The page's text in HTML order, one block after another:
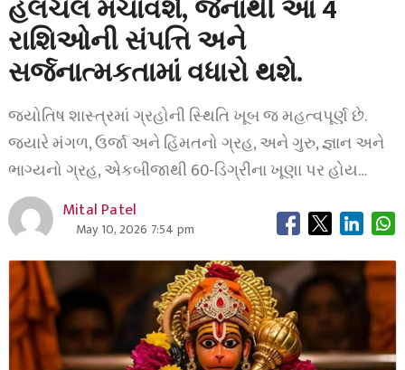
હલચલ મચાવશે, જેનાથી આ 4
રાશિઓની સંપત્તિ અને
સર્જનાત્મકતામાં વધારો થશે.
જ્યોતિષ શાસ્ત્રમાં ગ્રહોની સ્થિતિ ખૂબ જ મહત્વપૂર્ણ છે.
જ્યારે મંગળ, ઉર્જા અને હિંમતનો ગ્રહ, અને ગુરુ, જ્ઞાન અને
ભાગ્યનો ગ્રહ, એકબીજાથી 60-ડિગ્રીના ખૂણા પર હોય…
Mital Patel
May 10, 2026 7:54 pm